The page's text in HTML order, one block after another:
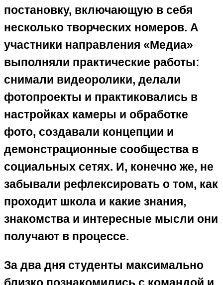
постановку, включающую в себя
несколько творческих номеров. А
участники направления «Медиа»
выполняли практические работы:
снимали видеоролики, делали
фотопроекты и практиковались в
настройках камеры и обработке
фото, создавали концепции и
демонстрационные сообщества в
социальных сетях. И, конечно же, не
забывали рефлексировать о том, как
проходит школа и какие знания,
знакомства и интересные мысли они
получают в процессе.
За два дня студенты максимально